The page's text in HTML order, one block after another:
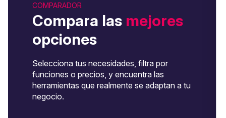
COMPARADOR
Compara las mejores
opciones
Selecciona tus necesidades, filtra por
funciones o precios, y encuentra las
herramientas que realmente se adaptan a tu
negocio.